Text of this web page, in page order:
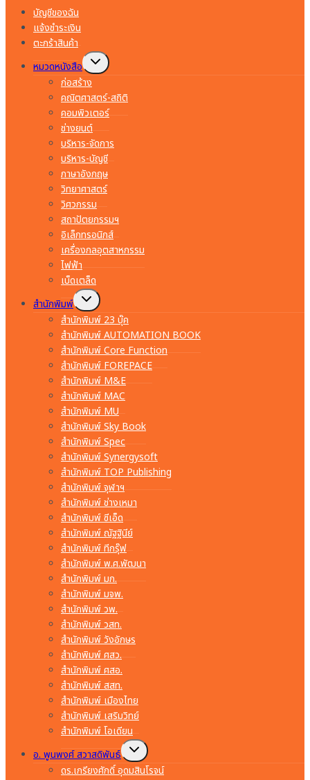
บัญชีของฉัน
แจ้งชำระเงิน
ตะกร้าสินค้า
หมวดหนังสือ
Toggle
child
menu
ก่อสร้าง
คณิตศาสตร์-สถิติ
คอมพิวเตอร์
ช่างยนต์
บริหาร-จัดการ
บริหาร-บัญชี
ภาษาอังกฤษ
วิทยาศาสตร์
วิศวกรรม
สถาปัตยกรรมฯ
อิเล็กทรอนิกส์
เครื่องกลอุตสาหกรรม
ไฟฟ้า
เบ็ดเตล็ด
สำนักพิมพ์
Toggle
child
menu
สำนักพิมพ์ 23 บุ๊ค
สำนักพิมพ์ AUTOMATION BOOK
สำนักพิมพ์ Core Function
สำนักพิมพ์ FOREPACE
สำนักพิมพ์ M&E
สำนักพิมพ์ MAC
สำนักพิมพ์ MU
สำนักพิมพ์ Sky Book
สำนักพิมพ์ Spec
สำนักพิมพ์ Synergysoft
สำนักพิมพ์ TOP Publishing
สำนักพิมพ์ จุฬาฯ
สำนักพิมพ์ ช่างเหมา
สำนักพิมพ์ ซีเอ็ด
สำนักพิมพ์ ณัฐฐินีย์
สำนักพิมพ์ ทีกรุ๊ฟ
สำนักพิมพ์ พ.ศ.พัฒนา
สำนักพิมพ์ มก.
สำนักพิมพ์ มจพ.
สำนักพิมพ์ วพ.
สำนักพิมพ์ วสท.
สำนักพิมพ์ วังอักษร
สำนักพิมพ์ ศสว.
สำนักพิมพ์ ศสอ.
สำนักพิมพ์ สสท.
สำนักพิมพ์ เมืองไทย
สำนักพิมพ์ เสริมวิทย์
สำนักพิมพ์ โอเดียน
อ. พูนพงศ์ สวาสดิพันธ์
Toggle
child
menu
ดร.เกรียงศักดิ์ อุดมสินโรจน์